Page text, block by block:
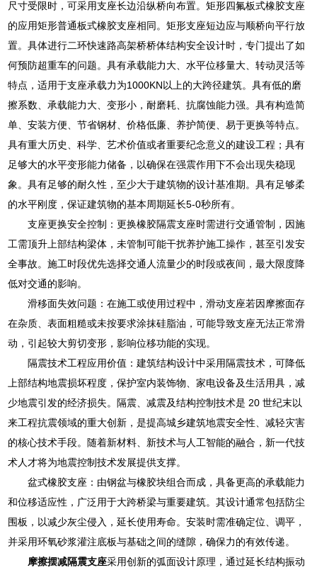
尺寸受限时，可采用支座长边沿纵桥向布置。矩形四氟板式橡胶支座
的应用矩形普通板式橡胶支座相同。矩形支座短边应与顺桥向平行放
置。具体进行二环快速路高架桥桥体结构安全设计时，专门提出了如
何预防超重车的问题。具有承载能力大、水平位移量大、转动灵活等
特点，适用于支座承载力为1000KN以上的大跨径建筑。具有低的磨
擦系数、承载能力大、变形小，耐磨耗、抗腐蚀能力强。具有构造简
单、安装方便、节省钢材、价格低廉、养护简便、易于更换等特点。
具有重大历史、科学、艺术价值或者重要纪念意义的建设工程；具有
足够大的水平变形能力储备，以确保在强震作用下不会出现失稳现
象。具有足够的耐久性，至少大于建筑物的设计基准期。具有足够柔
的水平刚度，保证建筑物的基本周期延长5-0秒所有。
支座更换安全控制：更换橡胶隔震支座时需进行交通管制，因施
工需顶升上部结构梁体，未管制可能干扰养护施工操作，甚至引发安
全事故。施工时段优先选择交通人流量少的时段或夜间，最大限度降
低对交通的影响。
滑移面失效问题：在施工或使用过程中，滑动支座若因摩擦面存
在杂质、表面粗糙或未按要求涂抹硅脂油，可能导致支座无法正常滑
动，引起较大剪切变形，影响位移功能的实现。
隔震技术工程应用价值：建筑结构设计中采用隔震技术，可降低
上部结构地震损坏程度，保护室内装饰物、家电设备及生活用具，减
少地震引发的经济损失。隔震、减震及结构控制技术是 20 世纪末以
来工程抗震领域的重大创新，是提高城乡建筑地震安全性、减轻灾害
的核心技术手段。随着新材料、新技术与人工智能的融合，新一代技
术人才将为地震控制技术发展提供支撑。
盆式橡胶支座：由钢盆与橡胶块组合而成，具备更高的承载能力
和位移适应性，广泛用于大跨桥梁与重要建筑。其设计通常包括防尘
围板，以减少灰尘侵入，延长使用寿命。安装时需准确定位、调平，
并采用环氧砂浆灌注底板与基础之间的缝隙，确保力的有效传递。
摩擦摆减隔震支座采用创新的弧面设计原理，通过延长结构振动